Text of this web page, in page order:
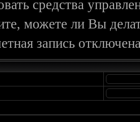
средства
можете ли Вы
запись